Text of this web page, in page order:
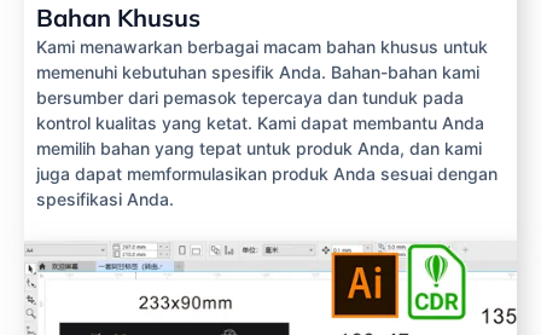
Bahan Khusus
Kami menawarkan berbagai macam bahan khusus untuk
memenuhi kebutuhan spesifik Anda. Bahan-bahan kami
bersumber dari pemasok tepercaya dan tunduk pada
kontrol kualitas yang ketat. Kami dapat membantu Anda
memilih bahan yang tepat untuk produk Anda, dan kami
juga dapat memformulasikan produk Anda sesuai dengan
spesifikasi Anda.